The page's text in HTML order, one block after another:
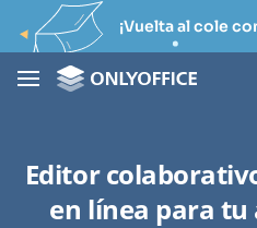
¡Vuelta al cole
Editor
en línea para tu